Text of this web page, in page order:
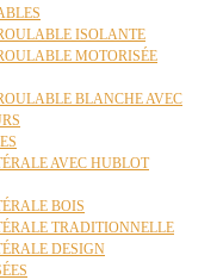
ISOLANTE
MOTORISÉE
BLANCHE AVEC
AVEC HUBLOT
BOIS
TRADITIONNELLE
DESIGN